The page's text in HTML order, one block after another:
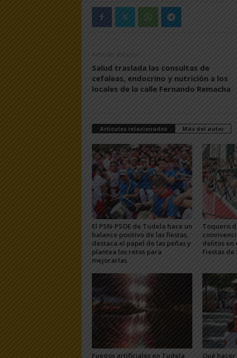
Artículo anterior
Salud traslada las consultas de
cefaleas, endocrino y nutrición a los
locales de la calle Fernando Remacha
Artículos relacionados Más del autor
El PSN-PSOE de Tudela hace un
balance positivo de las fiestas,
destaca el papel de las peñas y
plantea los retos para
mejorarlas
Toquero
delitos en
Fiestas de
Fuegos artificiales en Tudela Qué